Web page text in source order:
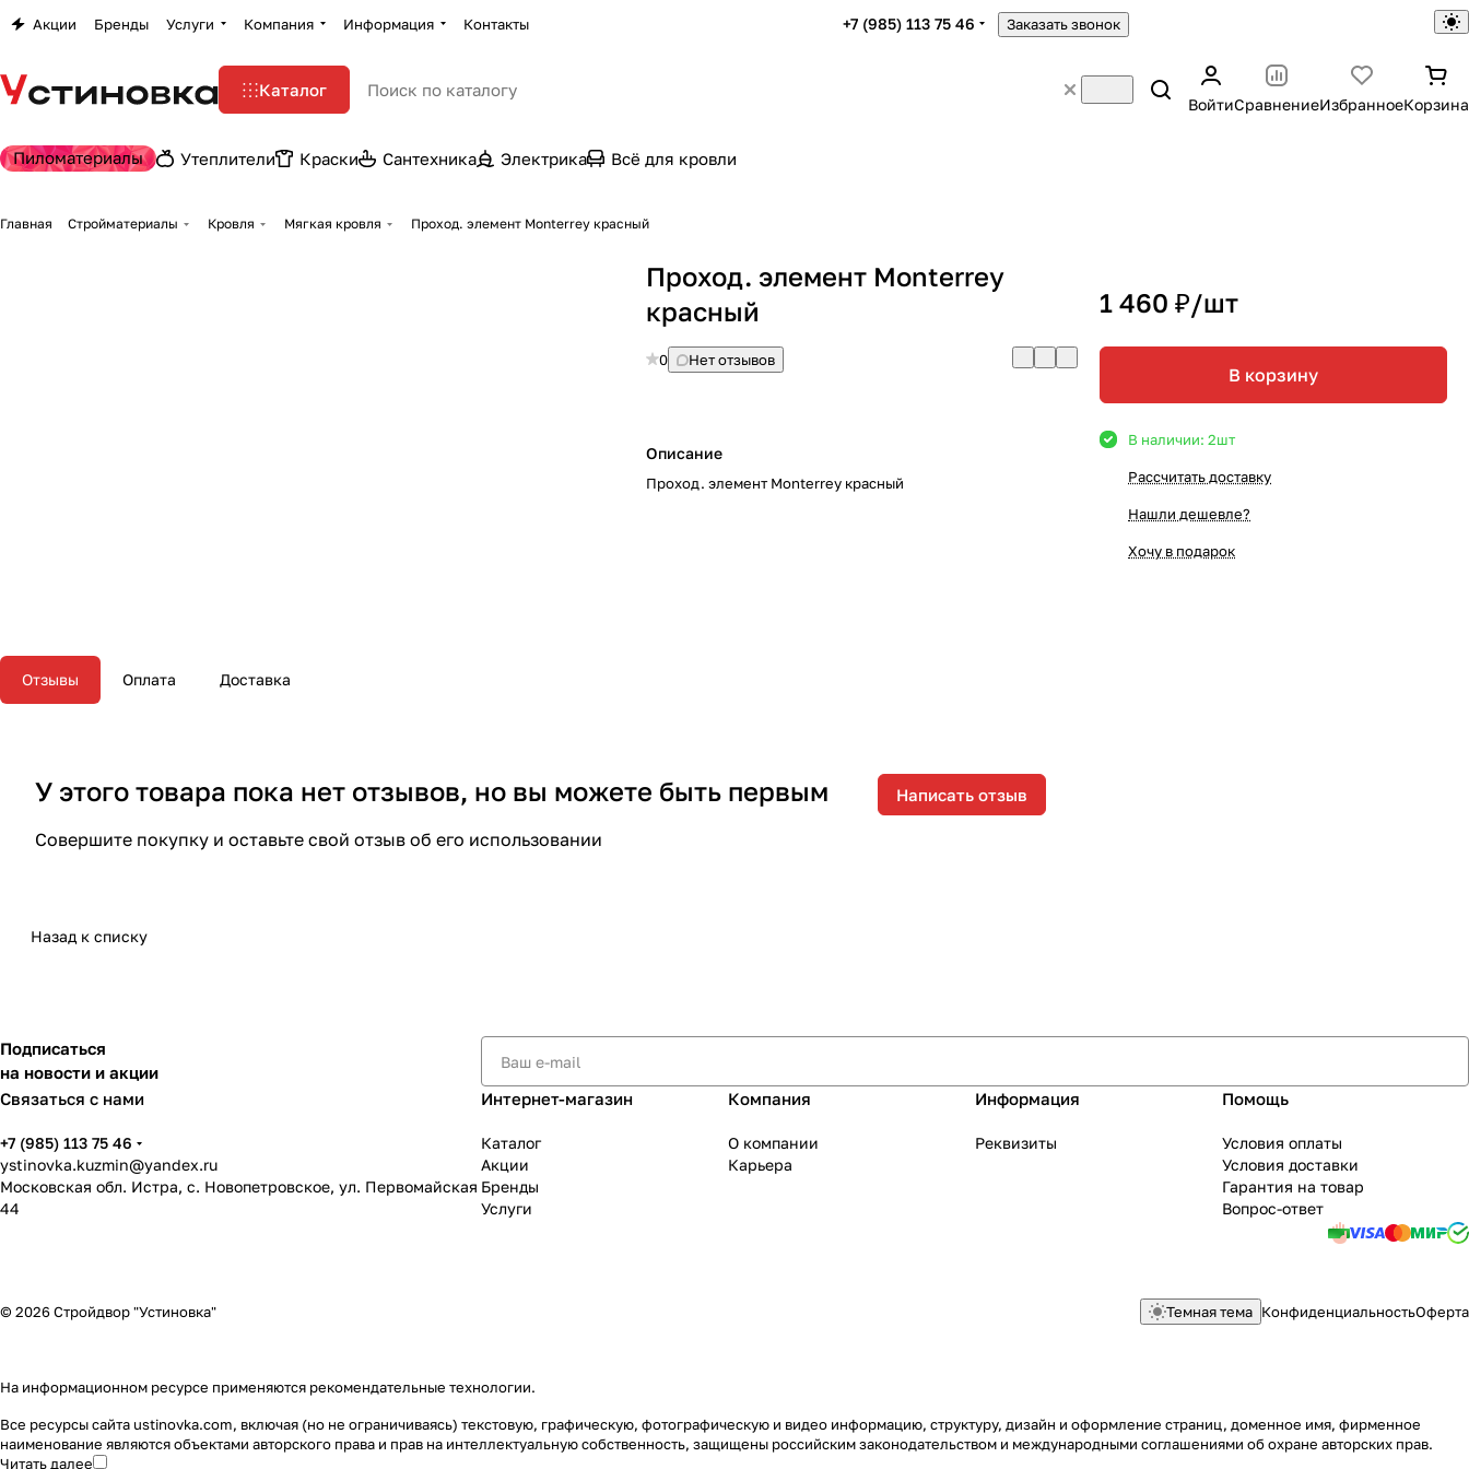
Акции Бренды Услуги Компания Информация Контакты +7 (985) 113 75 46 Заказать звонок
Каталог
ВойтиСравнениеИзбранноеКорзина
Пиломатериалы Утеплители Краски Сантехника Электрика Всё для кровли
Главная Стройматериалы Кровля Мягкая кровля Проход. элемент Monterrey красный
Проход. элемент Monterrey
красный
0 Нет отзывов
Описание
Проход. элемент Monterrey красный
1 460 ₽/шт
В корзину
В наличии: 2шт
Рассчитать доставку
Нашли дешевле?
Хочу в подарок
Отзывы Оплата Доставка
У этого товара пока нет отзывов, но вы можете быть первым
Совершите покупку и оставьте свой отзыв об его использовании
Написать отзыв
Назад к списку
Подписаться
на новости и акции
Связаться с нами
+7 (985) 113 75 46
ystinovka.kuzmin@yandex.ru
Московская обл. Истра, с. Новопетровское, ул. Первомайская
44
Интернет-магазин
Каталог
Акции
Бренды
Услуги
Компания
О компании
Карьера
Информация
Реквизиты
Помощь
Условия оплаты
Условия доставки
Гарантия на товар
Вопрос-ответ
© 2026 Стройдвор "Устиновка" Темная тема КонфиденциальностьОферта
На информационном ресурсе применяются рекомендательные технологии.
Все ресурсы сайта ustinovka.com, включая (но не ограничиваясь) текстовую, графическую, фотографическую и видео информацию, структуру, дизайн и оформление страниц, доменное имя, фирменное
наименование являются объектами авторского права и прав на интеллектуальную собственность, защищены российским законодательством и международными соглашениями об охране авторских прав.
Читать далее